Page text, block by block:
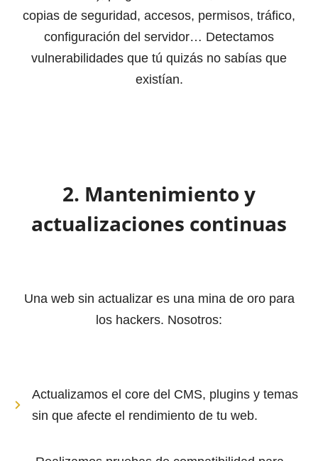
copias de seguridad, accesos, permisos, tráfico,
configuración del servidor… Detectamos
vulnerabilidades que tú quizás no sabías que
existían.
2. Mantenimiento y
actualizaciones continuas
Una web sin actualizar es una mina de oro para
los hackers. Nosotros:
Actualizamos el core del CMS, plugins y temas
sin que afecte el rendimiento de tu web.